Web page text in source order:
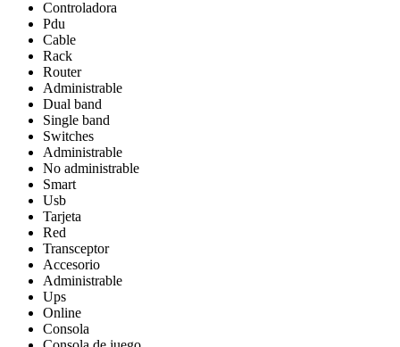
Controladora
Pdu
Cable
Rack
Router
Administrable
Dual band
Single band
Switches
Administrable
No administrable
Smart
Usb
Tarjeta
Red
Transceptor
Accesorio
Administrable
Ups
Online
Consola